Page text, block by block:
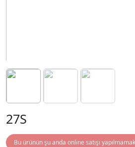
27S
Bu ürünün şu anda online satışı